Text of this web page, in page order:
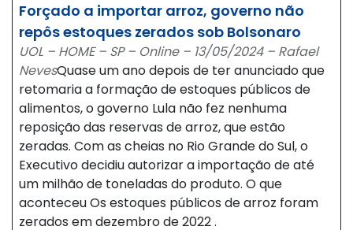
Forçado a importar arroz, governo não
repôs estoques zerados sob Bolsonaro
UOL – HOME – SP – Online – 13/05/2024 – Rafael
NevesQuase um ano depois de ter anunciado que
retomaria a formação de estoques públicos de
alimentos, o governo Lula não fez nenhuma
reposição das reservas de arroz, que estão
zeradas. Com as cheias no Rio Grande do Sul, o
Executivo decidiu autorizar a importação de até
um milhão de toneladas do produto. O que
aconteceu Os estoques públicos de arroz foram
zerados em dezembro de 2022 .